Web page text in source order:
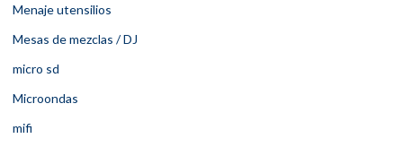
Menaje utensilios
Mesas de mezclas / DJ
micro sd
Microondas
mifi